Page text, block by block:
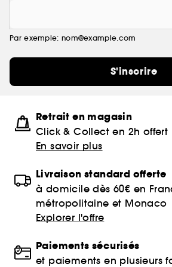
Par exemple: nom@example.com
S'inscrire
Retrait en magasin
Click & Collect en 2h offert
En savoir plus
Livraison standard offerte
à domicile dès 60€ en
métropolitaine et Monaco
Explorer l'offre
Paiements sécurisés
et paiements en plusieurs